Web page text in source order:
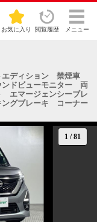
お気に入り 閲覧履歴 メニュー
エディション 禁煙車
ドビューモニター 両
エマージェンシーブレ
グブレーキ コーナー
1 /81